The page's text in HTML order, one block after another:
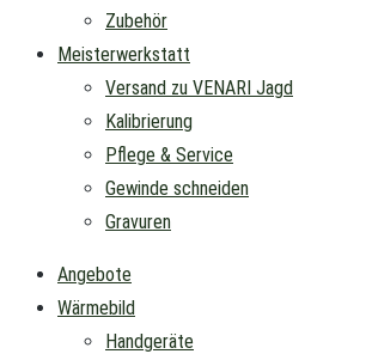
Zubehör
Meisterwerkstatt
Versand zu VENARI Jagd
Kalibrierung
Pflege & Service
Gewinde schneiden
Gravuren
Angebote
Wärmebild
Handgeräte